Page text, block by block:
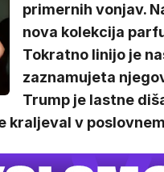
primernih vonjav.
nova kolekcija
Tokratno linijo je
zaznamujeta
Trump je lastne
kraljeval v